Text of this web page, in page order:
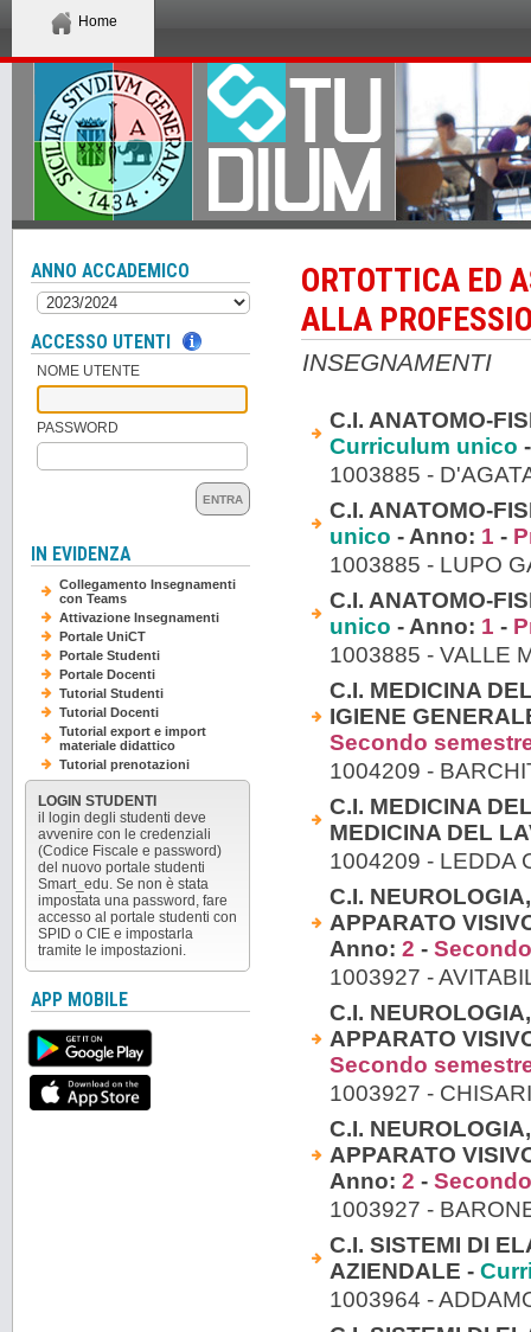
Home
ORTOTTICA ED
ALLA
INSEGNAMENTI
C.I. ANATOMO-
Curriculum unico
1003885 -
C.I. ANATOMO-
unico - Anno: 1 -
1003885 - LUPO
C.I. ANATOMO-
unico - Anno: 1 -
1003885 - VALLE
C.I. MEDICINA
IGIENE
Secondo
1004209 -
C.I. MEDICINA
MEDICINA DEL
1004209 - LEDDA
C.I.
APPARATO
Anno: 2 -
1003927 -
C.I.
APPARATO
Secondo
1003927 -
C.I.
APPARATO
Anno: 2 -
1003927 -
C.I. SISTEMI DI
AZIENDALE -
1003964 -
ANNO ACCADEMICO
ACCESSO UTENTI
NOME UTENTE
PASSWORD
ENTRA
IN EVIDENZA
Collegamento Insegnamenti
con Teams
Attivazione Insegnamenti
Portale UniCT
Portale Studenti
Portale Docenti
Tutorial Studenti
Tutorial Docenti
Tutorial export e import
materiale didattico
Tutorial prenotazioni
LOGIN STUDENTI
il login degli studenti deve
avvenire con le credenziali
(Codice Fiscale e password)
del nuovo portale studenti
Smart_edu. Se non è stata
impostata una password, fare
accesso al portale studenti con
SPID o CIE e impostarla
tramite le impostazioni.
APP MOBILE